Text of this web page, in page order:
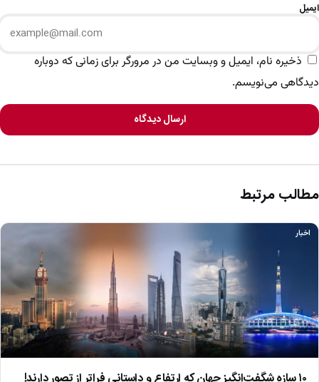
ایمیل
ذخیره نام، ایمیل و وبسایت من در مرورگر برای زمانی که دوباره
دیدگاهی می‌نویسم.
ارسال دیدگاه
مطالب مرتبط
اخبار